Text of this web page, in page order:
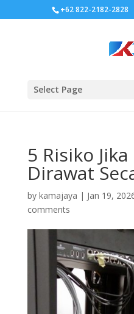
+62 822-2182-2828
Select Page
5 Risiko
Dirawat
by kamajaya | Jan 19,
comments